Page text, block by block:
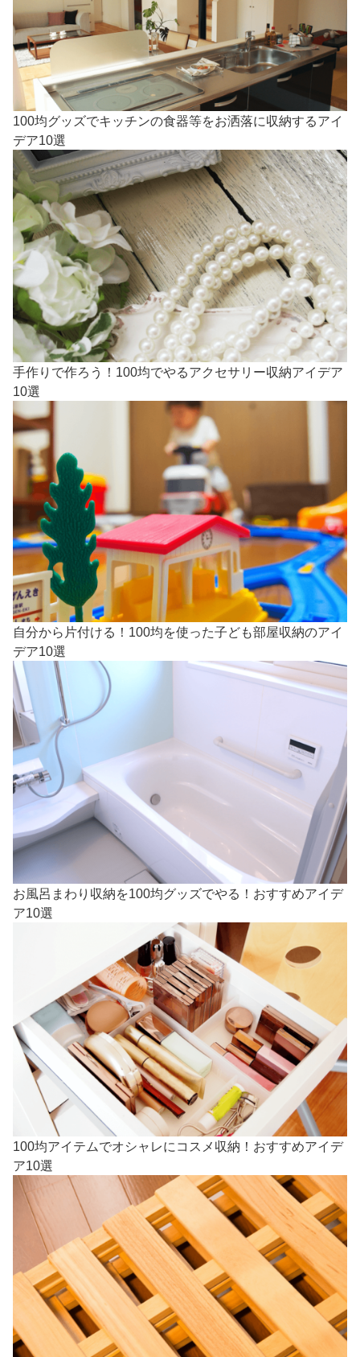
100均グッズでキッチンの食器等をお洒落に収納するアイ
デア10選
手作りで作ろう！100均でやるアクセサリー収納アイデア
10選
自分から片付ける！100均を使った子ども部屋収納のアイ
デア10選
お風呂まわり収納を100均グッズでやる！おすすめアイデ
ア10選
100均アイテムでオシャレにコスメ収納！おすすめアイデ
ア10選